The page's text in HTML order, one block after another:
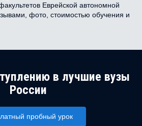
Еврейской автономной
фото, стоимостью обучения и
в лучшие вузы
России
пробный урок